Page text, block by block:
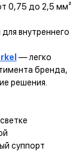
0,75 до 2,5 мм²
внутреннего
— легко
бренда,
решения.
суппорт